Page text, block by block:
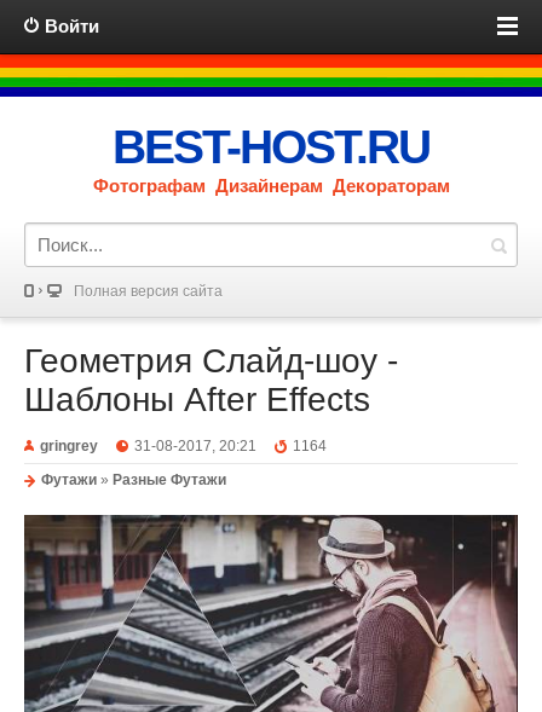
Войти
BEST-HOST.RU
Фотографам Дизайнерам Декораторам
Полная версия сайта
Геометрия Слайд-шоу -
Шаблоны After Effects
gringrey 31-08-2017, 20:21
1164
Футажи » Разные Футажи